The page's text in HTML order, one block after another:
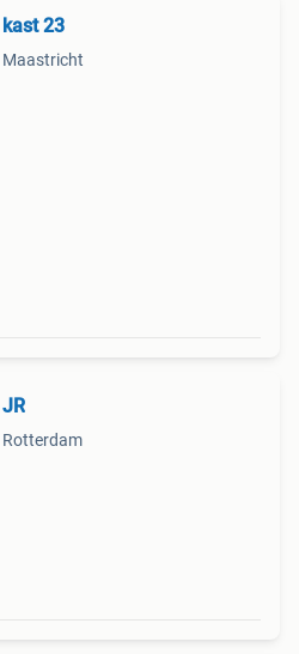
kast 23
Maastricht
JR
Rotterdam